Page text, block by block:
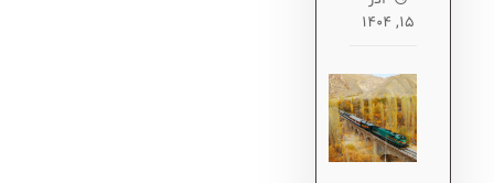
۱۵, ۱۴۰۴